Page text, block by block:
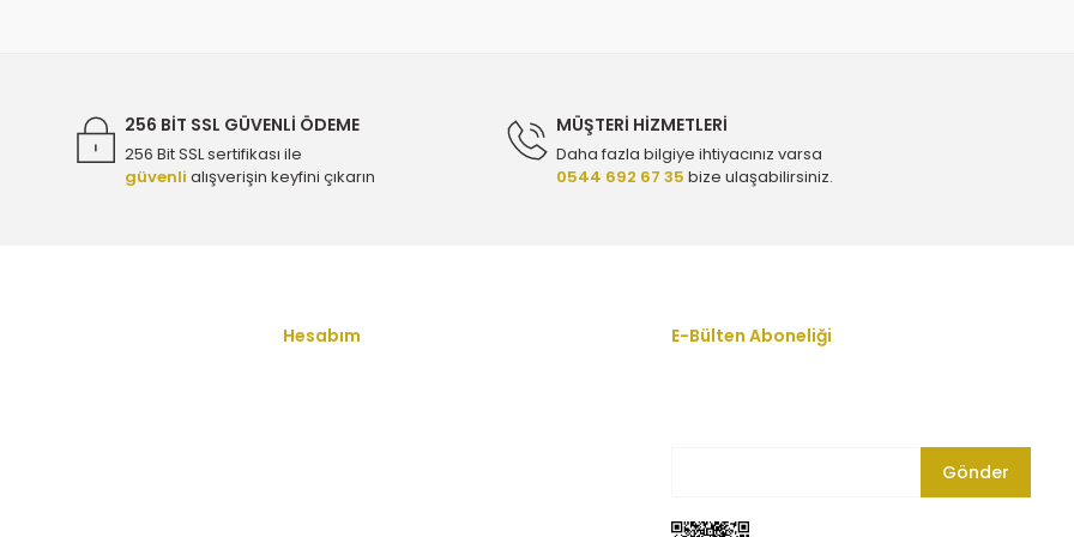
0986479380 Citroen C5 Aircross 1.2 Benzinli Ön Fren Disk Takımı - Bosch 0986479380
0986479380 Citroen C5 Aircross 2.0 Dizel Arka Fren Balatası - Eurorepar 1619791280
1619791280
256 BİT SSL GÜVENLİ ÖDEME
256 Bit SSL sertifikası ile
güvenli alışverişin keyfini çıkarın
MÜŞTERİ HİZMETLERİ
Daha fazla bilgiye ihtiyacınız varsa
0544 692 67 35 bize ulaşabilirsiniz.
Hesabım E-Bülten Aboneliği
Gönder